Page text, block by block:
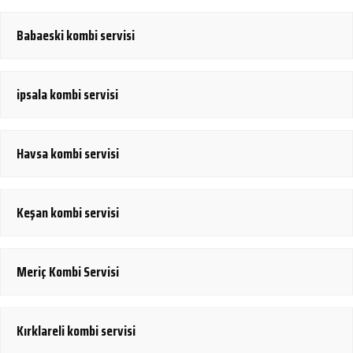
Babaeski kombi servisi
ipsala kombi servisi
Havsa kombi servisi
Keşan kombi servisi
Meriç Kombi Servisi
Kırklareli kombi servisi